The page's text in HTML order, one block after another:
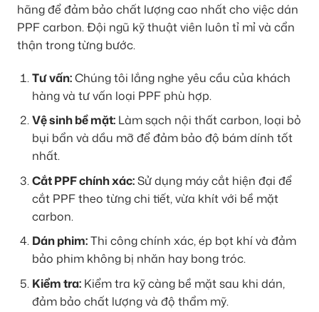
hãng để đảm bảo chất lượng cao nhất cho việc dán
PPF carbon. Đội ngũ kỹ thuật viên luôn tỉ mỉ và cẩn
thận trong từng bước.
Tư vấn:Chúng tôi lắng nghe yêu cầu của khách
hàng và tư vấn loại PPF phù hợp.
Vệ sinh bề mặt:Làm sạch nội thất carbon, loại bỏ
bụi bẩn và dầu mỡ để đảm bảo độ bám dính tốt
nhất.
Cắt PPF chính xác:Sử dụng máy cắt hiện đại để
cắt PPF theo từng chi tiết, vừa khít với bề mặt
carbon.
Dán phim:Thi công chính xác, ép bọt khí và đảm
bảo phim không bị nhăn hay bong tróc.
Kiểm tra:Kiểm tra kỹ càng bề mặt sau khi dán,
đảm bảo chất lượng và độ thẩm mỹ.